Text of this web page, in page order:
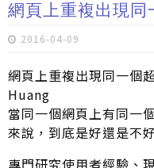
網頁上重複出現同
2016-04-09
網頁上重複出現同一個
Huang
當同一個網頁上有同一
來說，到底是好還是不
專門研究使用者經驗